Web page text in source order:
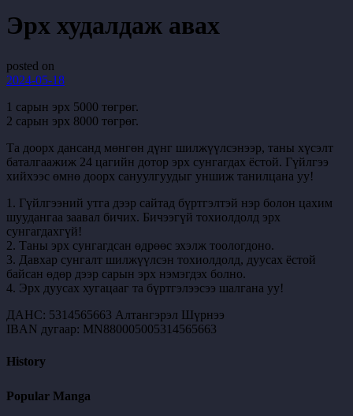
Эрх худалдаж авах
posted on
2024-05-18
1 сарын эрх 5000 төгрөг.
2 сарын эрх 8000 төгрөг.
Та доорх дансанд мөнгөн дүнг шилжүүлсэнээр, таны хүсэлт
баталгаажиж 24 цагийн дотор эрх сунгагдах ёстой. Гүйлгээ
хийхээс өмнө доорх сануулгуудыг уншиж танилцана уу!
1. Гүйлгээний утга дээр сайтад бүртгэлтэй нэр болон цахим
шуудангаа заавал бичих. Бичээгүй тохиолдолд эрх
сунгагдахгүй!
2. Таны эрх сунгагдсан өдрөөс эхэлж тоологдоно.
3. Давхар сунгалт шилжүүлсэн тохиолдолд, дуусах ёстой
байсан өдөр дээр сарын эрх нэмэгдэх болно.
4. Эрх дуусах хугацааг та бүртгэлээсээ шалгана уу!
ДАНС: 5314565663 Алтангэрэл Шүрнээ
IBAN дугаар: MN880005005314565663
History
Popular Manga